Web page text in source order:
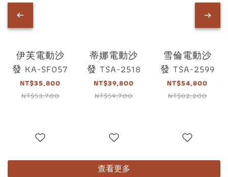
伊芙電動沙
發 KA-SF057
NT$35,800
NT$53,700
蒂娜電動沙
發 TSA-2518
NT$39,800
NT$59,700
雪倫電動沙
發 TSA-2599
NT$54,800
NT$82,200
查看更多